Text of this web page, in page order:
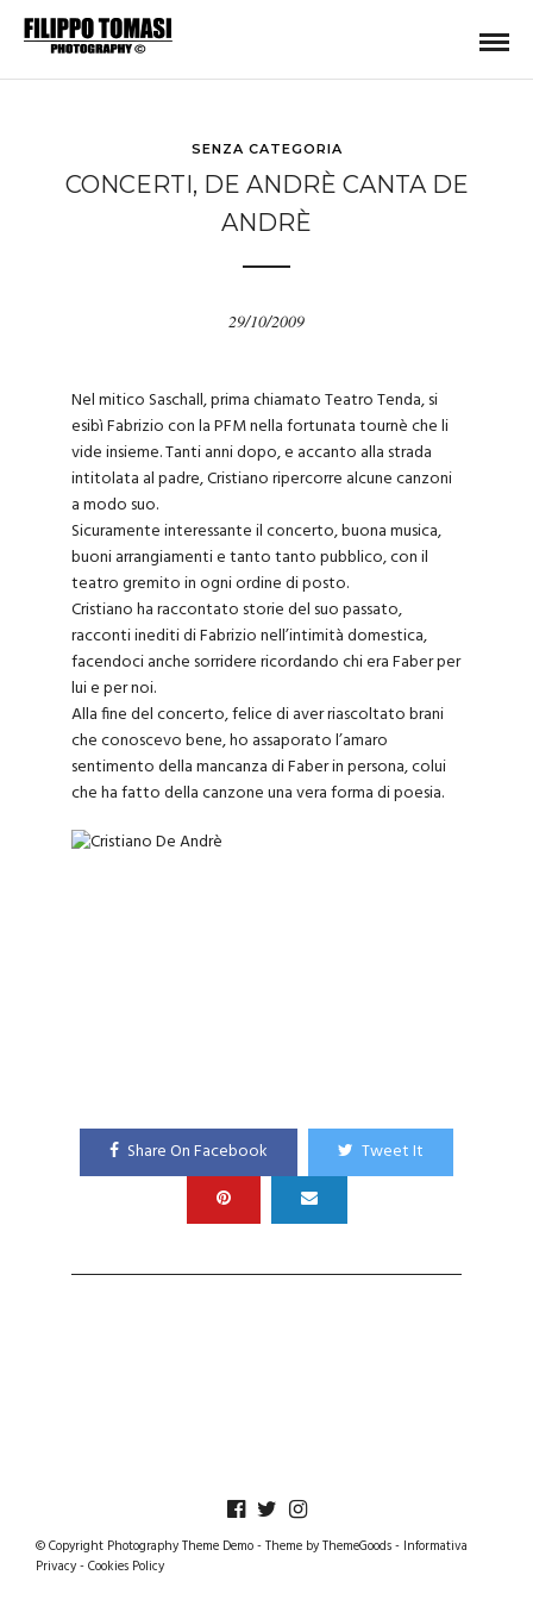
SENZA CATEGORIA
CONCERTI, DE ANDRÈ CANTA DE
ANDRÈ
29/10/2009
Nel mitico Saschall, prima chiamato Teatro Tenda, si
esibì Fabrizio con la PFM nella fortunata tournè che li
vide insieme. Tanti anni dopo, e accanto alla strada
intitolata al padre, Cristiano ripercorre alcune canzoni
a modo suo.
Sicuramente interessante il concerto, buona musica,
buoni arrangiamenti e tanto tanto pubblico, con il
teatro gremito in ogni ordine di posto.
Cristiano ha raccontato storie del suo passato,
racconti inediti di Fabrizio nell’intimità domestica,
facendoci anche sorridere ricordando chi era Faber per
lui e per noi.
Alla fine del concerto, felice di aver riascoltato brani
che conoscevo bene, ho assaporato l’amaro
sentimento della mancanza di Faber in persona, colui
che ha fatto della canzone una vera forma di poesia.
Share On Facebook Tweet It
© Copyright Photography Theme Demo - Theme by ThemeGoods - Informativa
Privacy-Cookies Policy